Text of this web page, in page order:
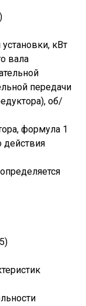
кВт
вала
передачи
об/
формула 1